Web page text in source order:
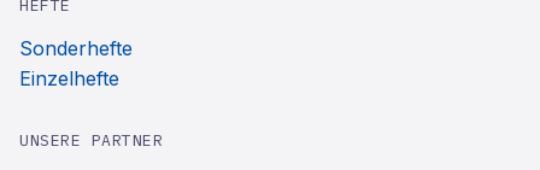
HEFTE
Sonderhefte
Einzelhefte
UNSERE PARTNER